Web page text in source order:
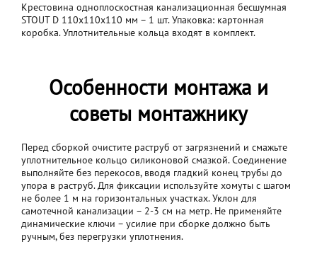
Крестовина одноплоскостная канализационная бесшумная
STOUT D 110x110x110 мм – 1 шт. Упаковка: картонная
коробка. Уплотнительные кольца входят в комплект.
Особенности монтажа и
советы монтажнику
Перед сборкой очистите раструб от загрязнений и смажьте
уплотнительное кольцо силиконовой смазкой. Соединение
выполняйте без перекосов, вводя гладкий конец трубы до
упора в раструб. Для фиксации используйте хомуты с шагом
не более 1 м на горизонтальных участках. Уклон для
самотечной канализации – 2-3 см на метр. Не применяйте
динамические ключи – усилие при сборке должно быть
ручным, без перегрузки уплотнения.